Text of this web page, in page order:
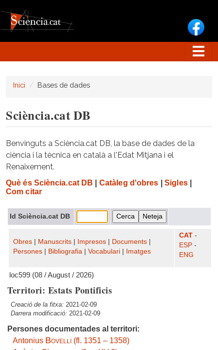
Inici Bases de dades
Sciència.cat DB
Benvinguts a Sciència.cat DB, la base de dades de la
ciència i la tècnica en català a l'Edat Mitjana i el
Renaixement.
Què és Sciència.cat DB Catàleg d'obres Sigles|
Com citar
Id Sciència.cat DB
Obres Manuscrits Impresos Documents
Persones
Bibliografia Vocabulari Imatges
CAT -
ESP -
ENG
loc599 (08 / August / 2026)
Territori: Estats Pontificis
Creació de la fitxa: 2021-02-09
Darrera modificació: 2021-02-09
Persones documentades al territori:
Antonius Bovelli (fl. 1351 – 1358)